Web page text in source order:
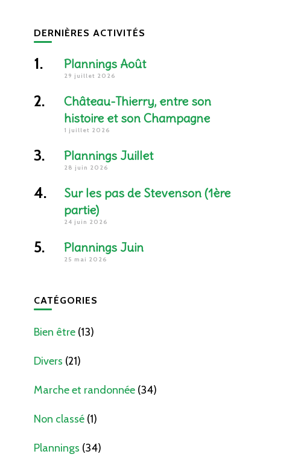
DERNIÈRES ACTIVITÉS
Plannings Août
29 juillet 2026
Château-Thierry, entre son
histoire et son Champagne
1 juillet 2026
Plannings Juillet
28 juin 2026
Sur les pas de Stevenson (1ère
partie)
24 juin 2026
Plannings Juin
25 mai 2026
CATÉGORIES
Bien être(13)
Divers (21)
Marche et randonnée(34)
Non classé(1)
Plannings (34)